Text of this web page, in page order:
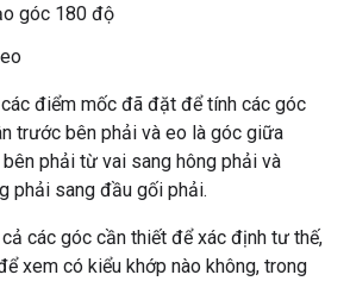
góc 180 độ
điểm mốc đã đặt để tính các góc
trước bên phải và eo là góc giữa
phải từ vai sang hông phải và
phải sang đầu gối phải.
các góc cần thiết để xác định tư thế,
xem có kiểu khớp nào không, trong